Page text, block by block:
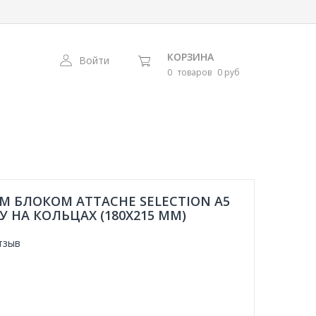
Войти КОРЗИНА
0 товаров 0 руб
ATTACHE SELECTION A5
НА КОЛЬЦАХ (180X215 ММ)